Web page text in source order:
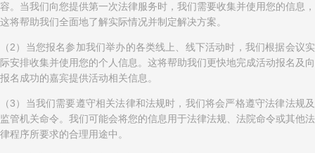
容。当我们向您提供第一次法律服务时，我们需要收集并使用您的信息，
这将帮助我们全面地了解实际情况并制定解决方案。
（2）当您报名参加我们举办的各类线上、线下活动时，我们根据会议实
际安排收集并使用您的个人信息。这将帮助我们更快地完成活动报名及向
报名成功的嘉宾提供活动相关信息。
（3）当我们需要遵守相关法律和法规时，我们将会严格遵守法律法规及
监管机关命令。我们可能会将您的信息用于法律法规、法院命令或其他法
律程序所要求的合理用途中。